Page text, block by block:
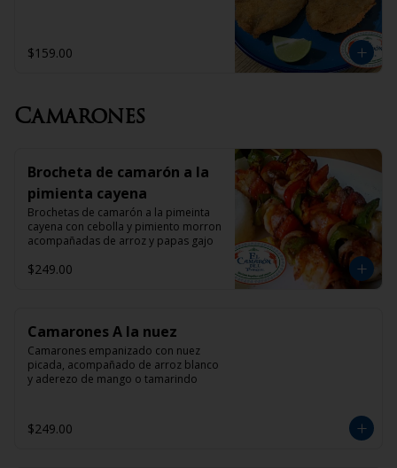
$159.00
Camarones
Brocheta de camarón a la
pimienta cayena
Brochetas de camarón a la pimeinta
cayena con cebolla y pimiento morron
acompañadas de arroz y papas gajo
$249.00
Camarones A la nuez
Camarones empanizado con nuez
picada, acompañado de arroz blanco
y aderezo de mango o tamarindo
$249.00